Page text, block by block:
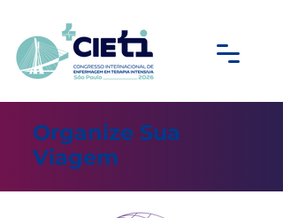
Organize Sua
Viagem